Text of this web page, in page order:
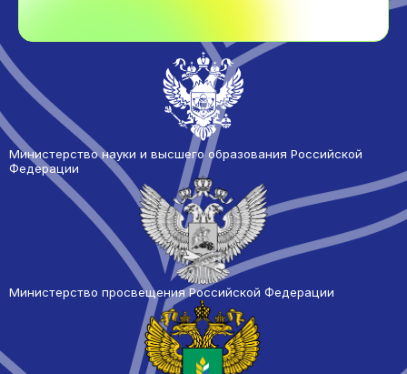
Министерство науки и высшего образования Российской
Федерации
Министерство просвещения Российской Федерации